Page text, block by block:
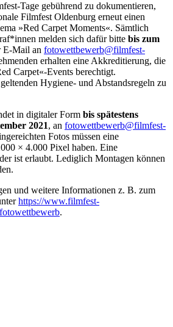
Tage gebührend zu dokumentieren,
Filmfest Oldenburg erneut einen
»Red Carpet Moments«. Sämtlich
melden sich dafür bitte bis zum
E-Mail an fotowettbewerb@filmfest-
erhalten eine Akkreditierung, die
Carpet«-Events berechtigt.
Hygiene- und Abstandsregeln zu
in digitaler Form bis spätestens
2021, an fotowettbewerb@filmfest-
Fotos müssen eine
× 4.000 Pixel haben. Eine
ist erlaubt. Lediglich Montagen können
und weitere Informationen z. B. zum
https://www.filmfest-
.